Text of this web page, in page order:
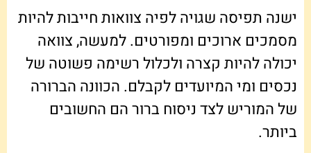
ישנה תפיסה שגויה לפיה צוואות חייבות להיות
מסמכים ארוכים ומפורטים. למעשה, צוואה
יכולה להיות קצרה ולכלול רשימה פשוטה של
נכסים ומי המיועדים לקבלם. הכוונה הברורה
של המוריש לצד ניסוח ברור הם החשובים
ביותר.